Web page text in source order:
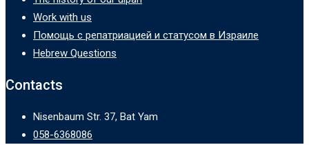
Work with us
Помощь с репатриацией и статусом в Израиле
Hebrew Questions
Contacts
Nisenbaum Str. 37, Bat Yam
058-6368086